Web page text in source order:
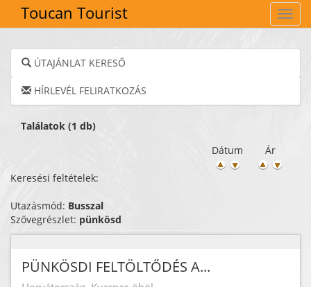
Toucan Tourist
ÚTAJÁNLAT KERESŐ
HÍRLEVÉL FELIRATKOZÁS
Találatok (1 db)
Ár
Dátum
Keresési feltételek:
Utazásmód: Busszal
Szővegrészlet: pünkösd
PÜNKÖSDI FELTÖLTŐDÉS A...